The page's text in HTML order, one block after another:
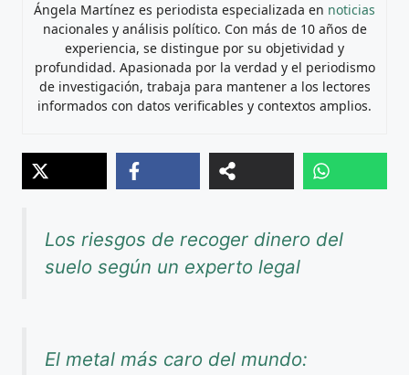
Ángela Martínez es periodista especializada en noticias
nacionales y análisis político. Con más de 10 años de
experiencia, se distingue por su objetividad y
profundidad. Apasionada por la verdad y el periodismo
de investigación, trabaja para mantener a los lectores
informados con datos verificables y contextos amplios.
Los riesgos de recoger dinero del
suelo según un experto legal
El metal más caro del mundo: